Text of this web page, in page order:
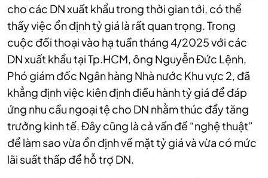
cho các DN xuất khẩu trong thời gian tới, có thể
thấy việc ổn định tỷ giá là rất quan trọng. Trong
cuộc đối thoại vào hạ tuần tháng 4/2025 với các
DN xuất khẩu tại Tp.HCM, ông Nguyễn Đức Lệnh,
Phó giám đốc Ngân hàng Nhà nước Khu vực 2, đã
khẳng định việc kiên định điều hành tỷ giá để đáp
ứng nhu cầu ngoại tệ cho DN nhằm thúc đẩy tăng
trưởng kinh tế. Đây cũng là cả vấn đề “nghệ thuật”
để làm sao vừa ổn định về mặt tỷ giá và vừa có mức
lãi suất thấp để hỗ trợ DN.